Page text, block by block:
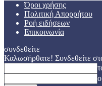
Όροι χρήσης
Πολιτική Απορρήτου
Ροή ειδήσεων
Επικοινωνία
συνδεθείτε
Καλωσήρθατε! Συνδεθείτε